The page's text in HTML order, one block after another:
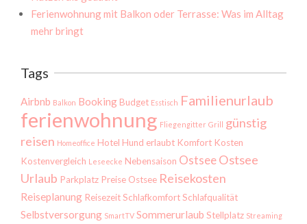
Ferienwohnung mit Balkon oder Terrasse: Was im Alltag
mehr bringt
Tags
Airbnb Balkon Booking Budget Esstisch Familienurlaub
ferienwohnung Fliegengitter Grill günstig
reisen Homeoffice Hotel Hund erlaubt Komfort Kosten
Kostenvergleich Leseecke Nebensaison OstseeOstsee
Urlaub Parkplatz Preise Ostsee Reisekosten
Reiseplanung ReisezeitSchlafkomfortSchlafqualität
Selbstversorgung SmartTV Sommerurlaub Stellplatz Streaming